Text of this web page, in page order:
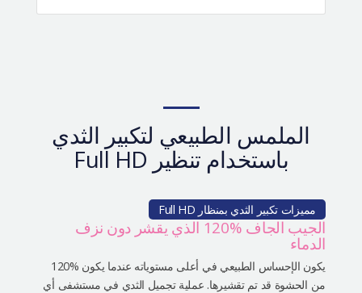
الملمس الطبيعي لتكبير الثدي
باستخدام تنظير Full HD
مميزات تكبير الثدي بمنظار Full HD
الجيب الجاف %120 الذي يقشر دون نزف
الدماء
يكون الإحساس الطبيعي في أعلى مستوياته عندما يكون %120
من الحشوة قد تم تقشيرها. عملية تجميل الثدي في مستشفى أي